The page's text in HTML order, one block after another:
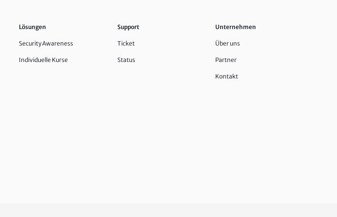
Lösungen
Security Awareness
Individuelle Kurse
Support
Ticket
Status
Unternehmen
Über uns
Partner
Kontakt